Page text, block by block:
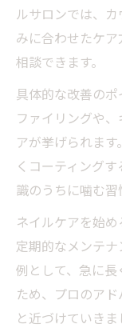
ルサロンでは、
みに合わせたケ
相談できます。
具体的な改善の
ファイリングや
アが挙げられま
くコーティング
識のうちに噛む習
ネイルケアを始め
定期的なメンテ
例として、急に
ため、プロのア
と近づけていきま